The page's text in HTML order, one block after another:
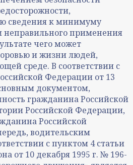
сведения к минимуму
неправильного применения
чего может
и жизни людей,
среде. В соответствии с
Федерации от 13
документом,
гражданина Российской
Российской Федерации,
Российской
водительским
с пунктом 4 статьи
от 10 декабря 1995 г. № 196-